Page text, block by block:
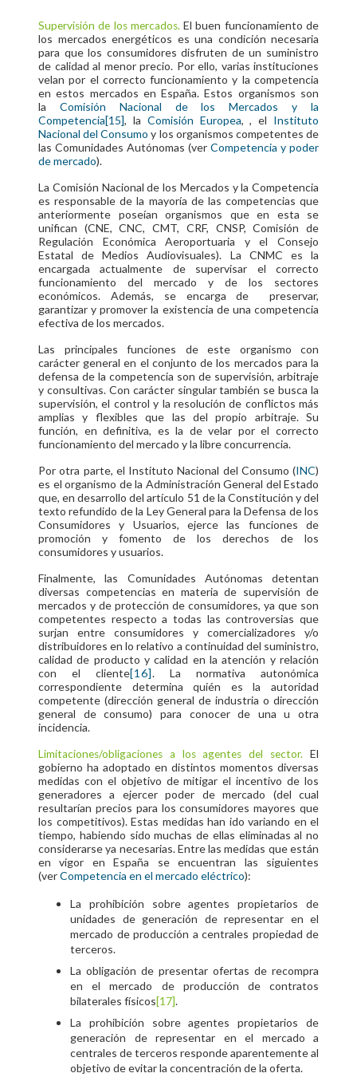
Supervisión de los mercados.El buen funcionamiento de
los mercados energéticos es una condición necesaria
para que los consumidores disfruten de un suministro
de calidad al menor precio. Por ello, varias instituciones
velan por el correcto funcionamiento y la competencia
en estos mercados en España. Estos organismos son
la Comisión Nacional de los Mercados y la
Competencia[15], la Comisión Europea, , el Instituto
Nacional del Consumo y los organismos competentes de
las Comunidades Autónomas (ver Competencia y poder
de mercado).
La Comisión Nacional de los Mercados y la Competencia
es responsable de la mayoría de las competencias que
anteriormente poseían organismos que en esta se
unifican (CNE, CNC, CMT, CRF, CNSP, Comisión de
Regulación Económica Aeroportuaria y el Consejo
Estatal de Medios Audiovisuales). La CNMC es la
encargada actualmente de supervisar el correcto
funcionamiento del mercado y de los sectores
económicos. Además, se encarga de preservar,
garantizar y promover la existencia de una competencia
efectiva de los mercados.
Las principales funciones de este organismo con
carácter general en el conjunto de los mercados para la
defensa de la competencia son de supervisión, arbitraje
y consultivas. Con carácter singular también se busca la
supervisión, el control y la resolución de conflictos más
amplias y flexibles que las del propio arbitraje. Su
función, en definitiva, es la de velar por el correcto
funcionamiento del mercado y la libre concurrencia.
Por otra parte, el Instituto Nacional del Consumo (INC)
es el organismo de la Administración General del Estado
que, en desarrollo del artículo 51 de la Constitución y del
texto refundido de la Ley General para la Defensa de los
Consumidores y Usuarios, ejerce las funciones de
promoción y fomento de los derechos de los
consumidores y usuarios.
Finalmente, las Comunidades Autónomas detentan
diversas competencias en materia de supervisión de
mercados y de protección de consumidores, ya que son
competentes respecto a todas las controversias que
surjan entre consumidores y comercializadores y/o
distribuidores en lo relativo a continuidad del suministro,
calidad de producto y calidad en la atención y relación
con el cliente[16]. La normativa autonómica
correspondiente determina quién es la autoridad
competente (dirección general de industria o dirección
general de consumo) para conocer de una u otra
incidencia.
Limitaciones/obligaciones a los agentes del sector.El
gobierno ha adoptado en distintos momentos diversas
medidas con el objetivo de mitigar el incentivo de los
generadores a ejercer poder de mercado (del cual
resultarían precios para los consumidores mayores que
los competitivos). Estas medidas han ido variando en el
tiempo, habiendo sido muchas de ellas eliminadas al no
considerarse ya necesarias. Entre las medidas que están
en vigor en España se encuentran las siguientes
(verCompetencia en el mercado eléctrico):
La prohibición sobre agentes propietarios de
unidades de generación de representar en el
mercado de producción a centrales propiedad de
terceros.
La obligación de presentar ofertas de recompra
en el mercado de producción de contratos
bilaterales físicos[17].
La prohibición sobre agentes propietarios de
generación de representar en el mercado a
centrales de terceros responde aparentemente al
objetivo de evitar la concentración de la oferta.